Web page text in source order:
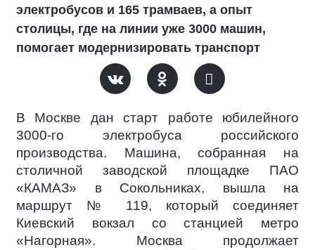
электробусов и 165 трамваев, а опыт
столицы, где на линии уже 3000 машин,
помогает модернизировать транспорт
В Москве дан старт работе юбилейного
3000-го электробуса российского
производства. Машина, собранная на
столичной заводской площадке ПАО
«КАМАЗ» в Сокольниках, вышла на
маршрут № 119, который соединяет
Киевский вокзал со станцией метро
«Нагорная». Москва продолжает